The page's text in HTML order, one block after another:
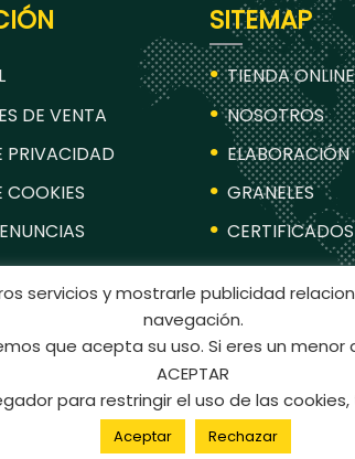
DE VENTA
PRIVACIDAD
COOKIES
SITEMAP
TIENDA ONLINE
NOSOTROS
ELABORACIÓN
GRANELES
CERTIFICADOS
servicios y mostrarle publicidad
navegación.
que acepta su uso. Si eres un
ACEPTAR
para restringir el uso de las
Aceptar Rechazar